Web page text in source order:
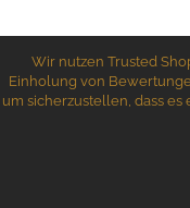
Wir nutzen Trusted
Einholung von
um sicherzustellen, dass